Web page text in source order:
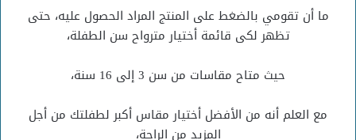
ما أن تقومي بالضغط على المنتج المراد الحصول عليه، حتى
تظهر لكى قائمة أختيار مترواح سن الطفلة،
حيث متاح مقاسات من سن 3 إلى 16 سنة،
مع العلم أنه من الأفضل أختيار مقاس أكبر لطفلتك من أجل
المزيد من الراحة،